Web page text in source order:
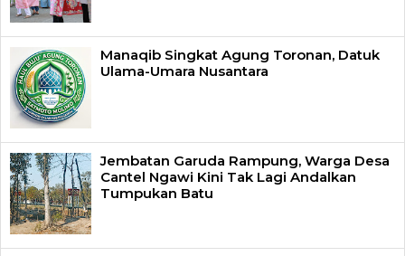
Manaqib Singkat Agung Toronan, Datuk
Ulama-Umara Nusantara
Jembatan Garuda Rampung, Warga Desa
Cantel Ngawi Kini Tak Lagi Andalkan
Tumpukan Batu